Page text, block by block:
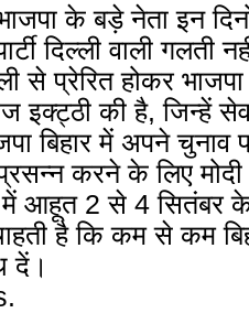
के बड़े नेता इन
दिल्ली वाली
से प्रेरित होकर
इक्ट्ठी की है, जिन्हें
बिहार में अपने
करने के लिए मोदी
आहूत 2 से 4 सितंबर के
है कि कम से कम
दें।